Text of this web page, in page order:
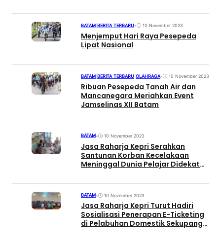
BATAM BERITA TERBARU• 10 November 2023
Menjemput Hari Raya Pesepeda
Lipat Nasional
BATAM BERITA TERBARU OLAHRAGA• 10 November 2023
Ribuan Pesepeda Tanah Air dan
Mancanegara Meriahkan Event
Jamselinas XII Batam
BATAM• 10 November 2023
Jasa Raharja Kepri Serahkan
Santunan Korban Kecelakaan
Meninggal Dunia Pelajar Didekat
BATAM• 10 November 2023
Jasa Raharja Kepri Turut Hadiri
Sosialisasi Penerapan E-Ticketing
di Pelabuhan Domestik Sekupang